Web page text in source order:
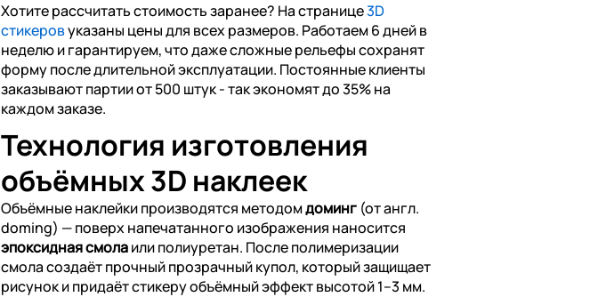
Хотите рассчитать стоимость заранее? На странице3D
стикеровуказаны цены для всех размеров. Работаем 6 дней в
неделю и гарантируем, что даже сложные рельефы сохранят
форму после длительной эксплуатации. Постоянные клиенты
заказывают партии от 500 штук - так экономят до 35% на
каждом заказе.
Технология изготовления
объёмных 3D наклеек
Объёмные наклейки производятся методомдоминг (от англ.
doming) — поверх напечатанного изображения наносится
эпоксидная смолаили полиуретан. После полимеризации
смола создаёт прочный прозрачный купол, который защищает
рисунок и придаёт стикеру объёмный эффект высотой 1–3 мм.